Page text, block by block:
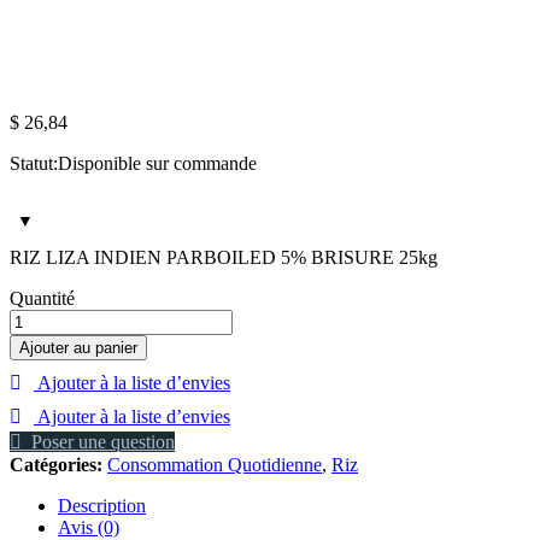
$ 26,84
Statut:Disponible sur commande
RIZ LIZA INDIEN PARBOILED 5% BRISURE 25kg
RIZ
LIZA
PARBOILED
5%
BRISURE
25kg
quantité
Quantité
Ajouter au panier
Ajouter à la liste d’envies
Ajouter à la liste d’envies
Poser une question
Catégories: Consommation Quotidienne, Riz
Description
Avis (0)